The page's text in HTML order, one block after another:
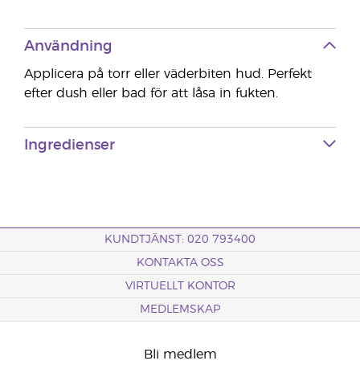
Användning
Applicera på torr eller väderbiten hud. Perfekt
efter dush eller bad för att låsa in fukten.
Ingredienser
KUNDTJÄNST: 020 793400
KONTAKTA OSS
VIRTUELLT KONTOR
MEDLEMSKAP
Bli medlem